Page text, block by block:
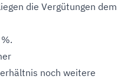
die Vergütungen dem
noch weitere